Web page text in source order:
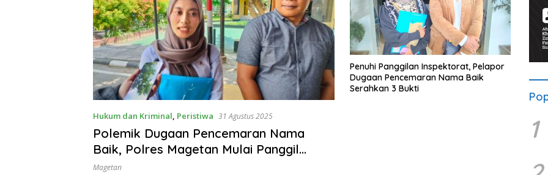
Hukum dan Kriminal, Peristiwa 31 Agustus 2025
Polemik Dugaan Pencemaran Nama
Baik, Polres Magetan Mulai Panggil
Pelapor
Magetan
Penuhi Panggilan Inspektorat, Pelapor
Dugaan Pencemaran Nama Baik
Serahkan 3 Bukti
1